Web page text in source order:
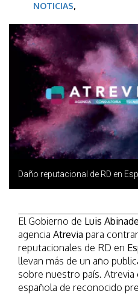
NOTICIAS,
Daño reputacional de RD en
El Gobierno de Luis
agencia Atrevia para
reputacionales de RD en
llevan más de un año
sobre nuestro país.
española de reconocido